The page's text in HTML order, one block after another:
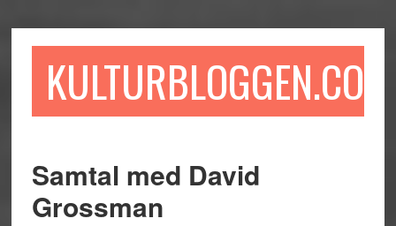
till
till
sidofältet
till
KULTURBLOGGEN.COM
Samtal med David
Grossman